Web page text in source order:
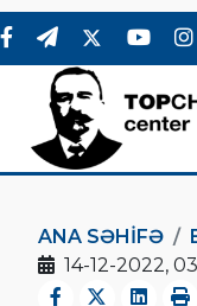
ANA SƏHIFƏ
14-12-2022,